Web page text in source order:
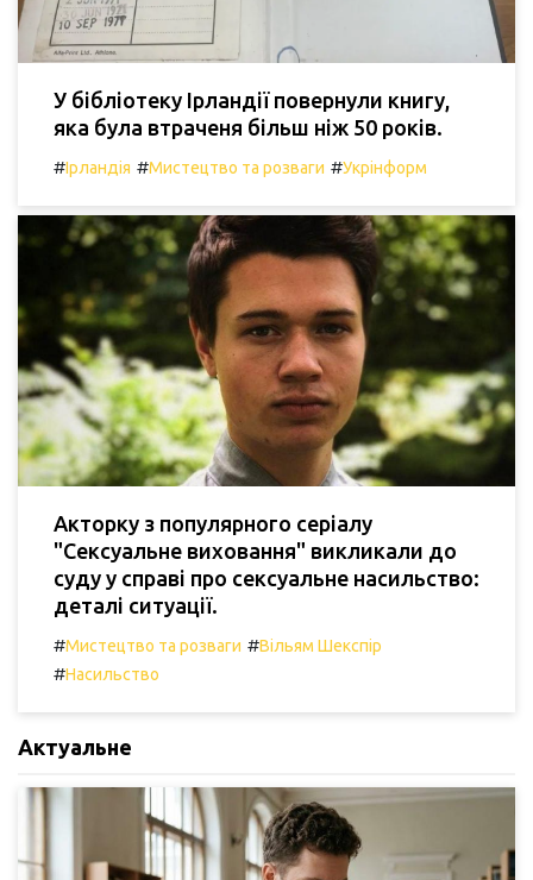
У бібліотеку Ірландії повернули книгу,
яка була втраченя більш ніж 50 років.
#Ірландія #Мистецтво та розваги #Укрінформ
Акторку з популярного серіалу
"Сексуальне виховання" викликали до
суду у справі про сексуальне насильство:
деталі ситуації.
#Мистецтво та розваги #Вільям Шекспір
#Насильство
Актуальне